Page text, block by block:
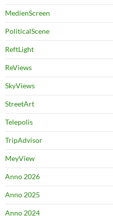
MedienScreen
PoliticalScene
ReftLight
ReViews
SkyViews
StreetArt
Telepolis
TripAdvisor
MeyView
Anno 2026
Anno 2025
Anno 2024